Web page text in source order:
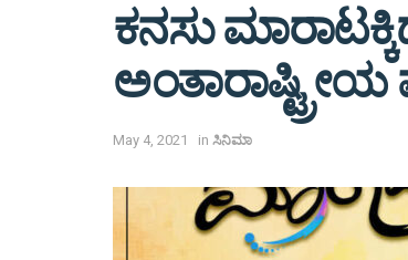
ಕನಸು
ಅಂತಾರಾಷ್ಟ್ರೀಯ
May 4, 2021 in ಸಿನಿಮಾ